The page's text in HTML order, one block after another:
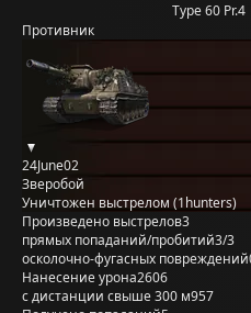
Type 60 Pr.4
Противник
24June02
Зверобой
Уничтожен выстрелом (1hunters)
Произведено выстрелов3
прямых попаданий/пробитий3/3
осколочно-фугасных повреждений
Нанесение урона2606
с дистанции свыше 300 м957